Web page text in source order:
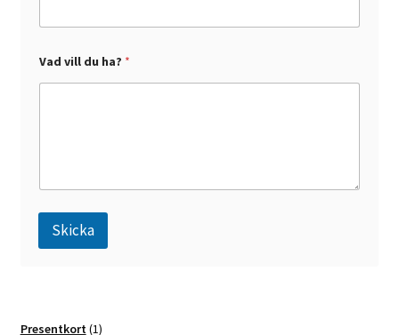
s
v
Vad vill du ha? *
Skicka
e
Presentkort 11